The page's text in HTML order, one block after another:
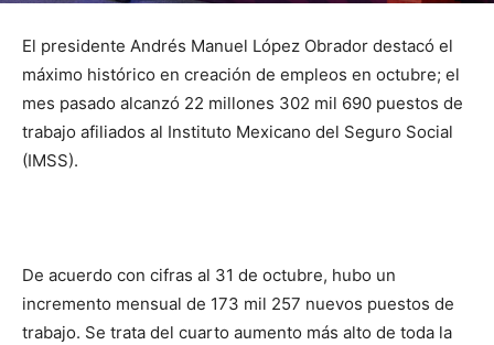
El presidente Andrés Manuel López Obrador destacó el
máximo histórico en creación de empleos en octubre; el
mes pasado alcanzó 22 millones 302 mil 690 puestos de
trabajo afiliados al Instituto Mexicano del Seguro Social
(IMSS).
De acuerdo con cifras al 31 de octubre, hubo un
incremento mensual de 173 mil 257 nuevos puestos de
trabajo. Se trata del cuarto aumento más alto de toda la